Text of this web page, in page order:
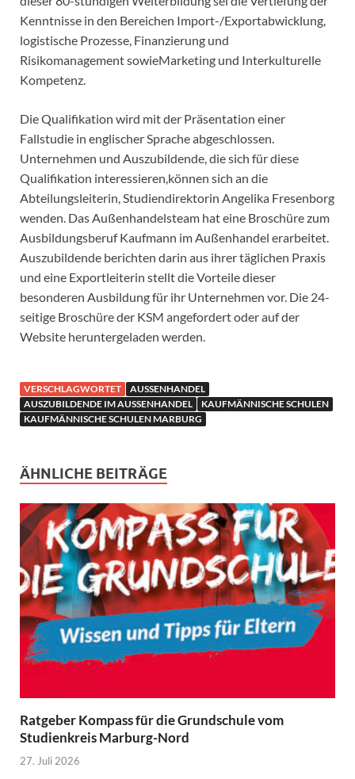
Kenntnisse in den Bereichen Import-/Exportabwicklung,
logistische Prozesse, Finanzierung und
Risikomanagement sowieMarketing und Interkulturelle
Kompetenz.
Die Qualifikation wird mit der Präsentation einer
Fallstudie in englischer Sprache abgeschlossen.
Unternehmen und Auszubildende, die sich für diese
Qualifikation interessieren,können sich an die
Abteilungsleiterin, Studiendirektorin Angelika Fresenborg
wenden. Das Außenhandelsteam hat eine Broschüre zum
Ausbildungsberuf Kaufmann im Außenhandel erarbeitet.
Auszubildende berichten darin aus ihrer täglichen Praxis
und eine Exportleiterin stellt die Vorteile dieser
besonderen Ausbildung für ihr Unternehmen vor. Die 24-
seitige Broschüre der KSM angefordert oder auf der
Website heruntergeladen werden.
VERSCHLAGWORTET
AUSSENHANDEL
AUSZUBILDENDE IM AUSSENHANDEL
KAUFMÄNNISCHE SCHULEN
KAUFMÄNNISCHE SCHULEN MARBURG
ÄHNLICHE BEITRÄGE
Ratgeber Kompass für die Grundschule vom
Studienkreis Marburg-Nord
27. Juli 2026